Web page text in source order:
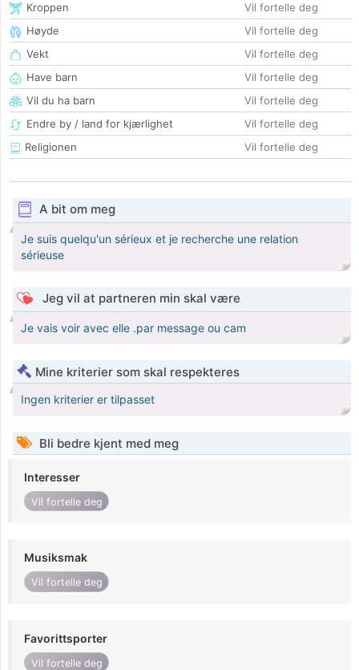
Kroppen
Vil fortelle deg
Høyde
Vil fortelle deg
Vekt
Vil fortelle deg
Have barn
Vil fortelle deg
Vil du ha barn
Vil fortelle deg
Endre by / land for kjærlighet
Vil fortelle deg
Religionen
Vil fortelle deg
A bit om meg
Je suis quelqu'un sérieux et je recherche une relation
sérieuse
Jeg vil at partneren min skal være
Je vais voir avec elle .par message ou cam
Mine kriterier som skal respekteres
Ingen kriterier er tilpasset
Bli bedre kjent med meg
Interesser
Vil fortelle deg
Musiksmak
Vil fortelle deg
Favorittsporter
Vil fortelle deg